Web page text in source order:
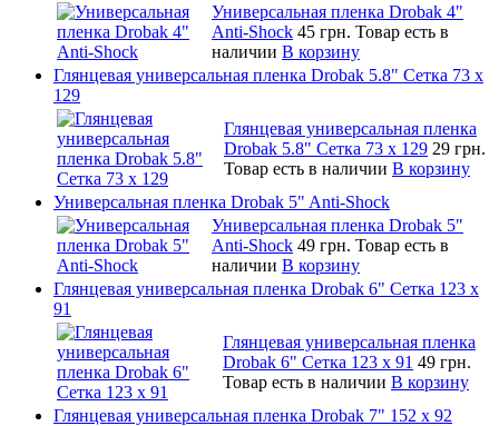
Универсальная пленка Drobak 4"
Anti-Shock 45 грн. Товар есть в
наличии В корзину
Глянцевая универсальная пленка Drobak 5.8" Сетка 73 x
129
Глянцевая универсальная пленка
Drobak 5.8" Сетка 73 x 129 29 грн.
Товар есть в наличии В корзину
Универсальная пленка Drobak 5" Anti-Shock
Универсальная пленка Drobak 5"
Anti-Shock 49 грн. Товар есть в
наличии В корзину
Глянцевая универсальная пленка Drobak 6" Сетка 123 х
91
Глянцевая универсальная пленка
Drobak 6" Сетка 123 х 91 49 грн.
Товар есть в наличии В корзину
Глянцевая универсальная пленка Drobak 7" 152 x 92